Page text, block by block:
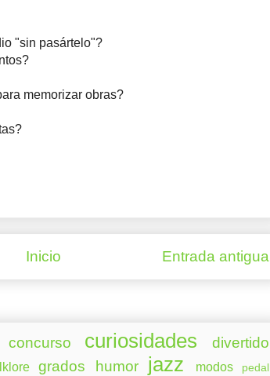
"sin pasártelo"?
memorizar obras?
Entrada antigua
Inicio
concurso curiosidades divertido
grados humor jazz modos pedal